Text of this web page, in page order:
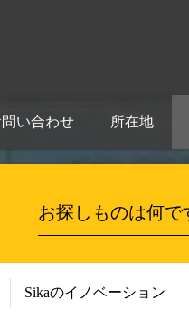
問い合わせ 所在地
Sikaのイノベーション